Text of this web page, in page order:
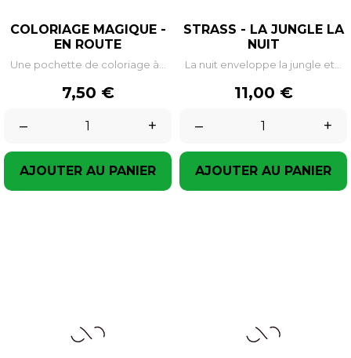
COLORIAGE MAGIQUE -
EN ROUTE
Une pochette de coloriage à...
Prix
7,50 €
–
+
AJOUTER AU PANIER
STRASS - LA JUNGLE LA
NUIT
La nuit enveloppe la jungle et...
Prix
11,00 €
–
+
AJOUTER AU PANIER